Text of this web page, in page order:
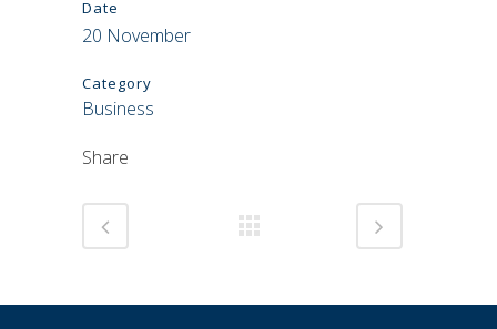
Date
20 November
Category
Business
Share